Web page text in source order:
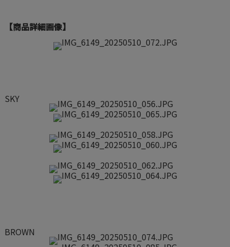
【商品詳細画像】
SKY
BROWN